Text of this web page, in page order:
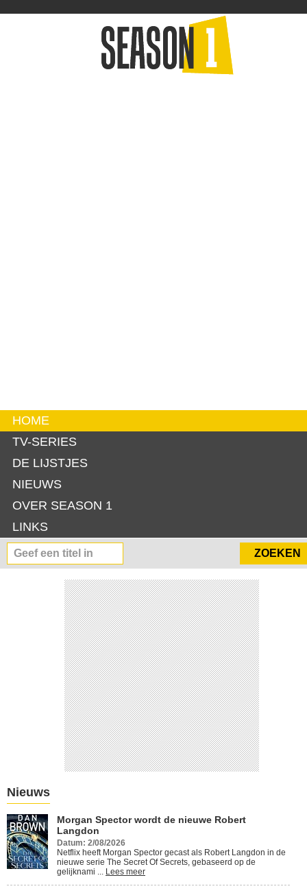
HOME
TV-SERIES
DE LIJSTJES
NIEUWS
OVER SEASON 1
LINKS
Cristiano Ronaldo waagt zich
aan fictiereeks
Lees meer
Nieuws
Morgan Spector wordt de nieuwe Robert
Langdon
Datum: 2/08/2026
Netflix heeft Morgan Spector gecast als Robert Langdon in de
nieuwe serie The Secret Of Secrets, gebaseerd op de
gelijknami ... Lees meer